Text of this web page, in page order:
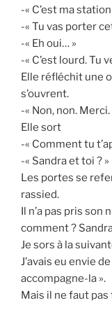
-« C’est ma
-« Tu vas porter
-« Eh oui… »
-« C’est lourd. Tu
Elle réfléchit une
s’ouvrent.
-« Non, non. Merci.
Elle sort
-« Comment tu
-« Sandra et toi ? »
Les portes se
rassied.
Il n’a pas pris son
comment ?
Je sors à la
J’avais eu envie
accompagne-la ».
Mais il ne faut